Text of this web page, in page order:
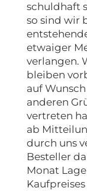
schuldhaft
so sind wir
etwaiger
verlangen.
bleiben
auf
anderen
vertreten
ab
durch uns
Besteller
Monat